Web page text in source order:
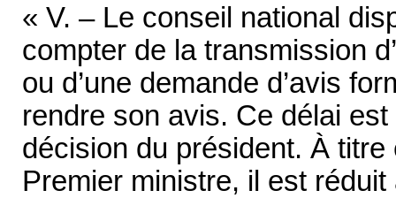
« V. – Le conseil national
compter de la transmission
ou d’une demande d’avis
rendre son avis. Ce délai
décision du président. À
Premier ministre, il est